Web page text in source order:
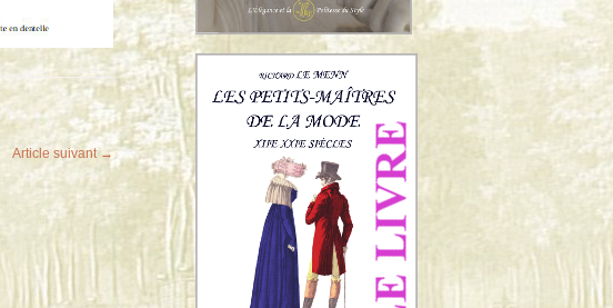
Article suivant →